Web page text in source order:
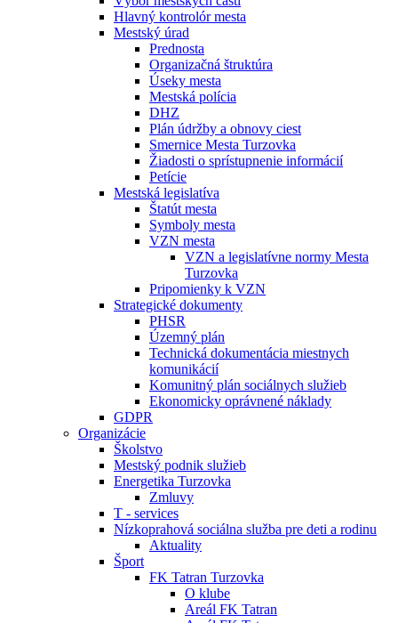
Hlavný kontrolór mesta
Mestský úrad
Prednosta
Organizačná štruktúra
Úseky mesta
Mestská polícia
DHZ
Plán údržby a obnovy ciest
Smernice Mesta Turzovka
Žiadosti o sprístupnenie informácií
Petície
Mestská legislatíva
Štatút mesta
Symboly mesta
VZN mesta
VZN a legislatívne normy Mesta
Turzovka
Pripomienky k VZN
Strategické dokumenty
PHSR
Územný plán
Technická dokumentácia miestnych
komunikácií
Komunitný plán sociálnych služieb
Ekonomicky oprávnené náklady
GDPR
Organizácie
Školstvo
Mestský podnik služieb
Energetika Turzovka
Zmluvy
T - services
Nízkoprahová sociálna služba pre deti a rodinu
Aktuality
Šport
FK Tatran Turzovka
O klube
Areál FK Tatran